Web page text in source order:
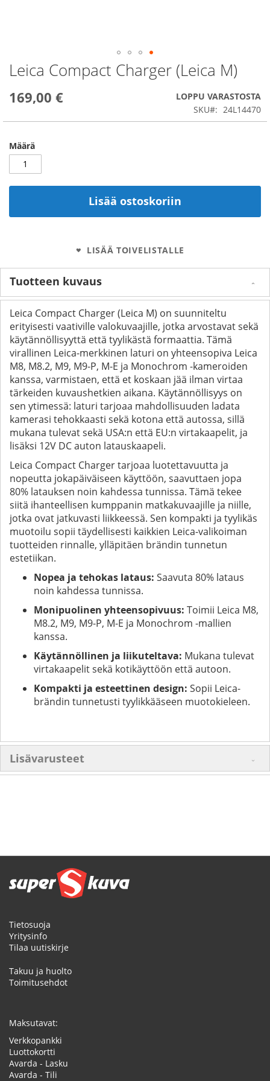
Leica Compact Charger (Leica M)
169,00 €
LOPPU VARASTOSTA
SKU
24L14470
Määrä
Lisää ostoskoriin
LISÄÄ TOIVELISTALLE
Skip
to
beginning
the
gallery
Tuotteen kuvaus
Leica Compact Charger (Leica M) on suunniteltu
erityisesti vaativille valokuvaajille, jotka arvostavat sekä
käytännöllisyyttä että tyylikästä formaattia. Tämä
virallinen Leica-merkkinen laturi on yhteensopiva Leica
M8, M8.2, M9, M9-P, M-E ja Monochrom -kameroiden
kanssa, varmistaen, että et koskaan jää ilman virtaa
tärkeiden kuvaushetkien aikana. Käytännöllisyys on
sen ytimessä: laturi tarjoaa mahdollisuuden ladata
kamerasi tehokkaasti sekä kotona että autossa, sillä
mukana tulevat sekä USA:n että EU:n virtakaapelit, ja
lisäksi 12V DC auton latauskaapeli.
Leica Compact Charger tarjoaa luotettavuutta ja
nopeutta jokapäiväiseen käyttöön, saavuttaen jopa
80% latauksen noin kahdessa tunnissa. Tämä tekee
siitä ihanteellisen kumppanin matkakuvaajille ja niille,
jotka ovat jatkuvasti liikkeessä. Sen kompakti ja tyylikäs
muotoilu sopii täydellisesti kaikkien Leica-valikoiman
tuotteiden rinnalle, ylläpitäen brändin tunnetun
estetiikan.
Nopea ja tehokas lataus: Saavuta 80% lataus
noin kahdessa tunnissa.
Monipuolinen yhteensopivuus: Toimii Leica M8,
M8.2, M9, M9-P, M-E ja Monochrom -mallien
kanssa.
Käytännöllinen ja liikuteltava: Mukana tulevat
virtakaapelit sekä kotikäyttöön että autoon.
Kompakti ja esteettinen design: Sopii Leica-
brändin tunnetusti tyylikkääseen muotokieleen.
Lisävarusteet
Tietosuoja
Yritysinfo
Tilaa uutiskirje
Takuu ja huolto
Toimitusehdot
Maksutavat:
Verkkopankki
Luottokortti
Avarda - Lasku
Avarda - Tili